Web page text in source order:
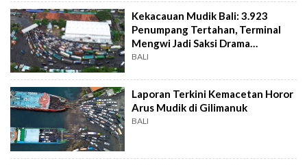
Kekacauan Mudik Bali: 3.923
Penumpang Tertahan, Terminal
Mengwi Jadi Saksi Drama
Keberangkatan
BALI
Laporan Terkini Kemacetan Horor
Arus Mudik di Gilimanuk
BALI